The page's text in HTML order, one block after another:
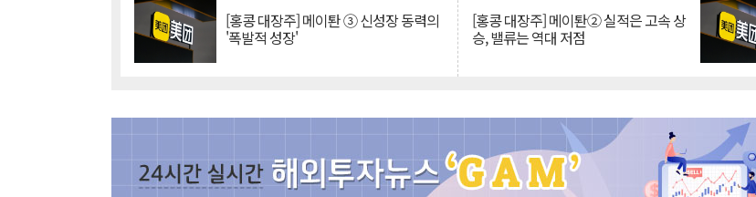
[홍콩 대장주] 메이퇀 ③ 신성장 동력의
'폭발적 성장'
[홍콩 대장주] 메이퇀② 실적은 고속 상
승, 밸류는 역대 저점